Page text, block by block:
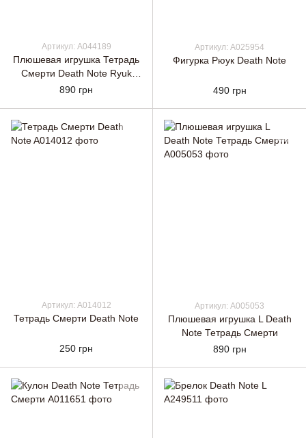
Артикул: A044189
Плюшевая игрушка Тетрадь
Смерти Death Note Ryuk
Рюук
890 грн
Артикул: A025954
Фигурка Рюук Death Note
490 грн
Артикул: A014012
Тетрадь Смерти Death Note
250 грн
Артикул: A005053
Плюшевая игрушка L Death
Note Тетрадь Смерти
890 грн